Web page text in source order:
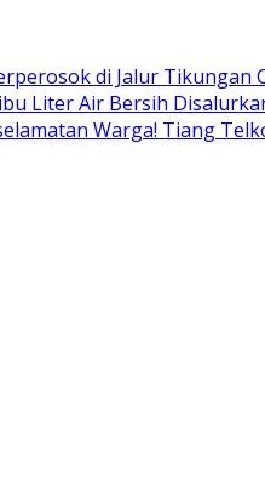
di Jalur Tikungan
Liter Air Bersih
Warga! Tiang